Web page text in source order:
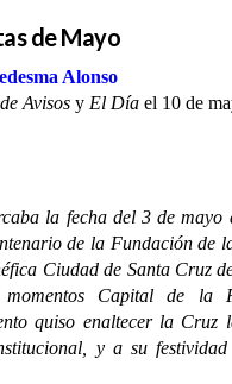
de Mayo
Alonso
Avisos y El Día el 10 de
la fecha del 3 de mayo
de la Fundación de
Ciudad de Santa Cruz
momentos Capital de la
quiso enaltecer la Cruz
y a su